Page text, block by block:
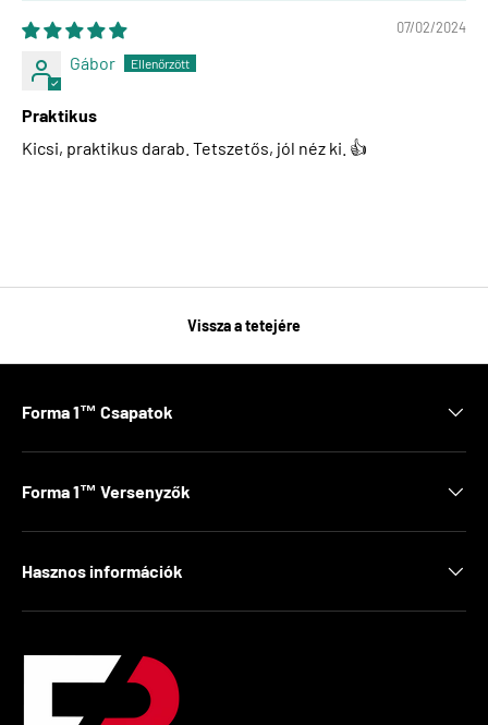
07/02/2024
Gábor
Praktikus
Kicsi, praktikus darab. Tetszetős, jól néz ki. 👍
Vissza a tetejére
Forma 1™ Csapatok
Forma 1™ Versenyzők
Hasznos információk